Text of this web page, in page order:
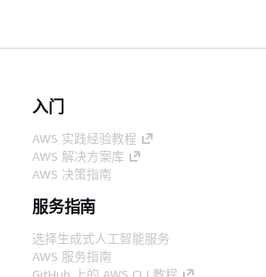
入门
AWS 实践经验教程
AWS 解决方案库
AWS 决策指南
服务指南
选择生成式人工智能服务
AWS 服务指南
GitHub 上的 AWS CLI 教程